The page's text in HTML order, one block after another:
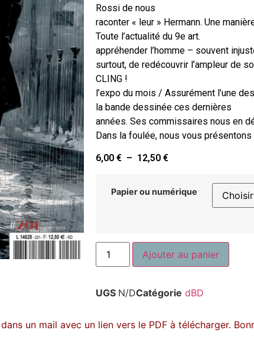
Rossi de nous
raconter « leur » Hermann. Une
Toute l’actualité du 9e art.
appréhender l’homme – souvent
surtout, de redécouvrir l’ampleur de
CLING !
l’expo du mois / Assurément l’une
la bande dessinée ces dernières
années. Ses commissaires nous en
Dans la foulée, nous vous
6,00 € – 12,50 €
Papier ou numérique
Ajouter au panier
UGS N/DCatégorie dBD
un mail avec un lien vers le PDF à télécharger.